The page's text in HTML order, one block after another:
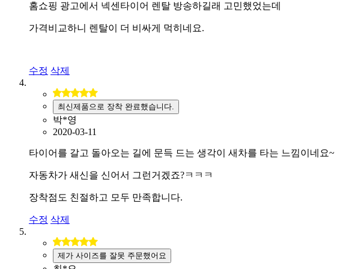
홈쇼핑 광고에서 넥센타이어 렌탈 방송하길래 고민했었는데
가격비교하니 렌탈이 더 비싸게 먹히네요.
수정 삭제
최신제품으로 장착 완료했습니다.
박*영
2020-03-11
타이어를 갈고 돌아오는 길에 문득 드는 생각이 새차를 타는 느낌이네요~
자동차가 새신을 신어서 그런거겠죠?ㅋㅋㅋ
장착점도 친절하고 모두 만족합니다.
수정 삭제
제가 사이즈를 잘못 주문했어요